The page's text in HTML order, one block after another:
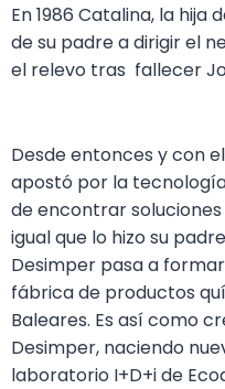
En 1986 Catalina, la
de su padre a dirigir el
el relevo tras fallecer
Desde entonces y con
apostó por la
de encontrar
igual que lo hizo su
Desimper pasa a
fábrica de productos
Baleares. Es así como
Desimper, naciendo
laboratorio I+D+i de